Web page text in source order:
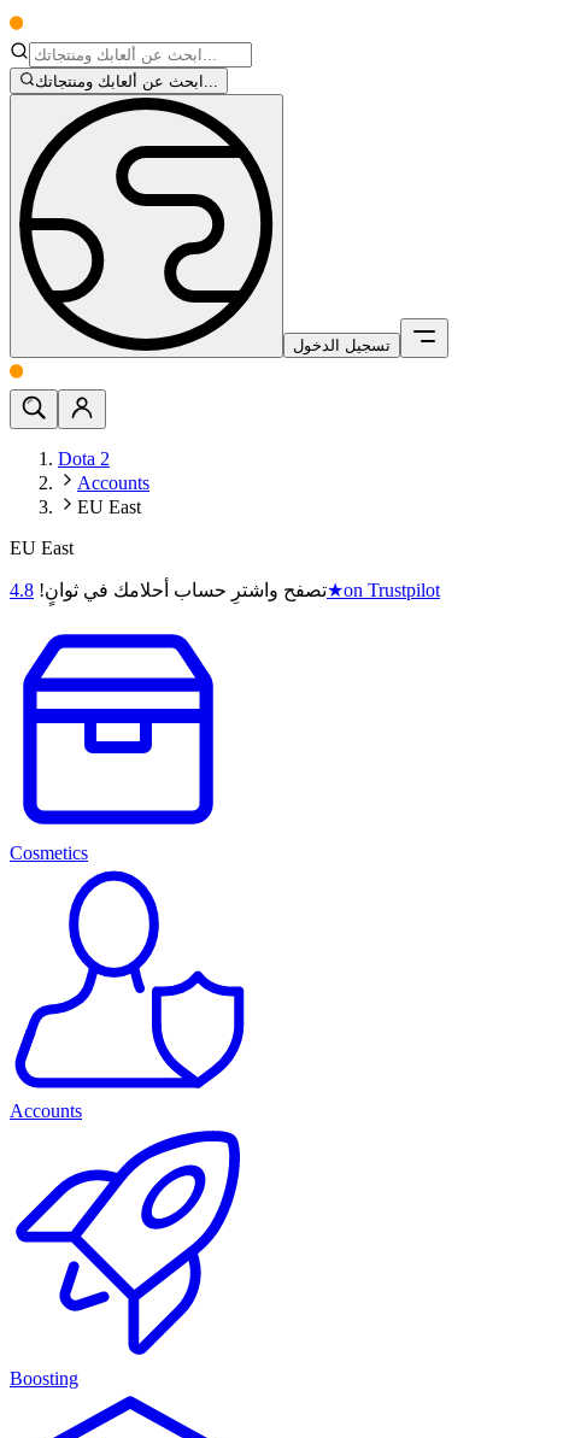
ابحث عن ألعابك ومنتجاتك...
تسجيل الدخول
Dota 2
Accounts
EU East
EU East
تصفح واشترِ حساب أحلامك في ثوانٍ! 4.8 ★on Trustpilot
Cosmetics
Accounts
Boosting